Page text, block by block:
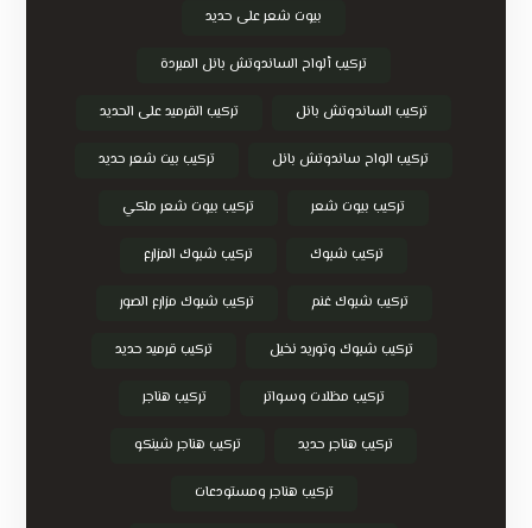
بيوت شعر على حديد
تركيب ألواح الساندوتش بانل المبردة
تركيب الساندوتش بانل تركيب القرميد على الحديد
تركيب الواح ساندوتش بانل تركيب بيت شعر حديد
تركيب بيوت شعر تركيب بيوت شعر ملكي
تركيب شبوك تركيب شبوك المزارع
تركيب شبوك غنم تركيب شبوك مزارع الصور
تركيب شبوك وتوريد نخيل تركيب قرميد حديد
تركيب مظلات وسواتر تركيب هناجر
تركيب هناجر حديد تركيب هناجر شينكو
تركيب هناجر ومستودعات